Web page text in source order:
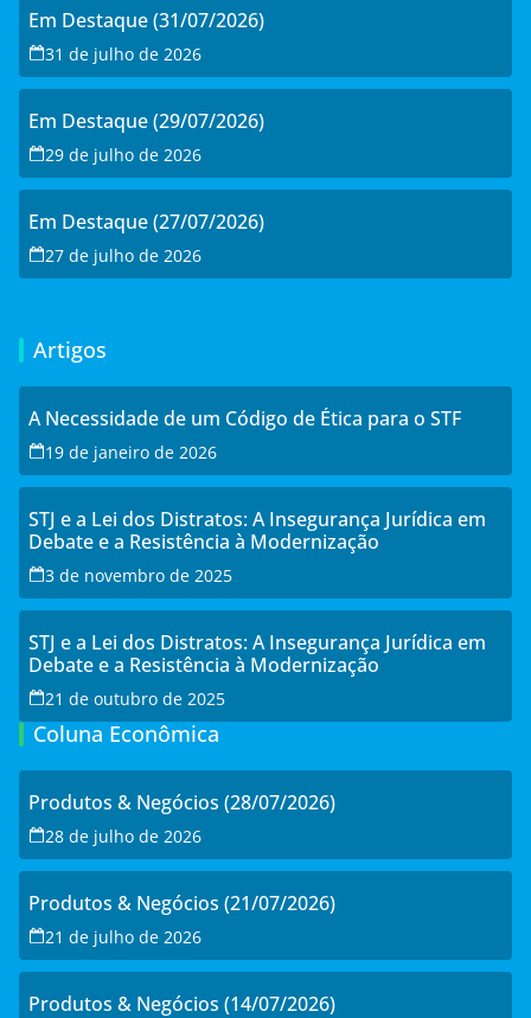
Em Destaque (31/07/2026)
31 de julho de 2026
Em Destaque (29/07/2026)
29 de julho de 2026
Em Destaque (27/07/2026)
27 de julho de 2026
Artigos
A Necessidade de um Código de Ética para o STF
19 de janeiro de 2026
STJ e a Lei dos Distratos: A Insegurança Jurídica em
Debate e a Resistência à Modernização
3 de novembro de 2025
STJ e a Lei dos Distratos: A Insegurança Jurídica em
Debate e a Resistência à Modernização
21 de outubro de 2025
Coluna Econômica
Produtos & Negócios (28/07/2026)
28 de julho de 2026
Produtos & Negócios (21/07/2026)
21 de julho de 2026
Produtos & Negócios (14/07/2026)